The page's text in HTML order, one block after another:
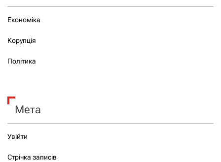
Економіка
Корупція
Політика
Мета
Увійти
Стрічка записів